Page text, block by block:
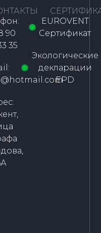
90
35
EUROVENT
Сертификат
Экологические
декларации
EPD